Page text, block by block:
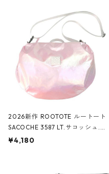
2026新作 ROOTOTE ルートート
SACOCHE 3587 LT.サコッシュ.ル
ミエ-B ショルダーバッグ グロスピ
¥4,180